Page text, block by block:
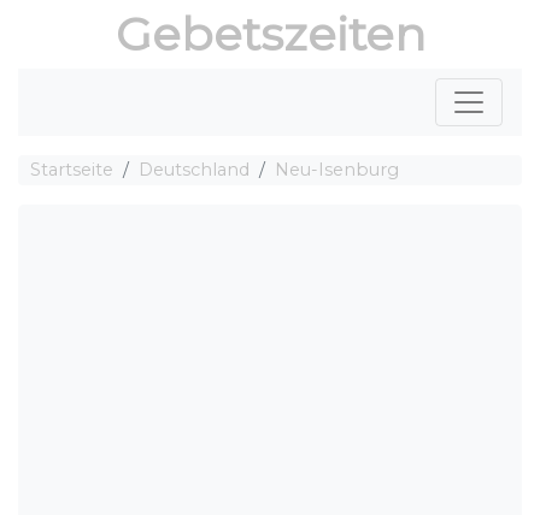
Gebetszeiten
Startseite Deutschland Neu-Isenburg